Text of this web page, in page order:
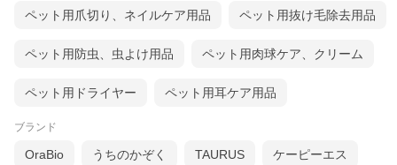
ペット用爪切り、ネイルケア用品 ペット用抜け毛除去用品
ペット用防虫、虫よけ用品 ペット用肉球ケア、クリーム
ペット用ドライヤー ペット用耳ケア用品
ブランド
OraBio うちのかぞく TAURUS ケーピーエス